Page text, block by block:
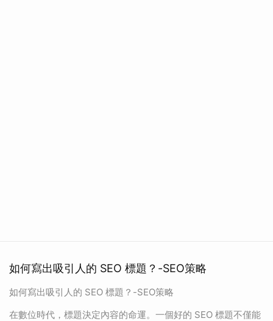
如何寫出吸引人的 SEO 標題？-SEO策略
如何寫出吸引人的 SEO 標題？-SEO策略
在數位時代，標題決定內容的命運。一個好的 SEO 標題不僅能